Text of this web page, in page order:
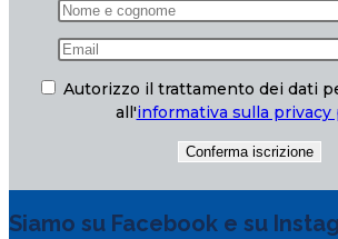
Autorizzo il trattamento dei dati
all'informativa sulla privacy
Siamo su Facebook e su